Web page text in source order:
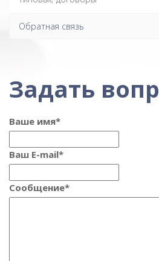
Обратная связь
Задать
Ваше имя*
Ваш E-mail*
Сообщение*